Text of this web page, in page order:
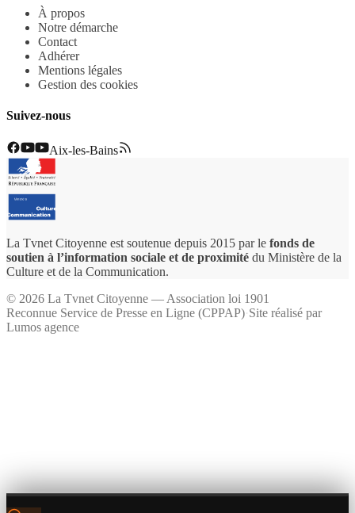
À propos
Notre démarche
Contact
Adhérer
Mentions légales
Gestion des cookies
Suivez-nous
Aix-les-Bains
La Tvnet Citoyenne est soutenue depuis 2015 par le fonds de
soutien à l’information sociale et de proximité du Ministère de la
Culture et de la Communication.
© 2026 La Tvnet Citoyenne — Association loi 1901
Reconnue Service de Presse en Ligne (CPPAP)·Site réalisé par
Lumos agence